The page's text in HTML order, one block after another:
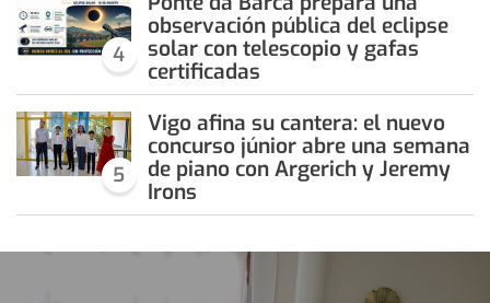
4
observación pública del eclipse
solar con telescopio y gafas
certificadas
5
Vigo afina su cantera: el nuevo
concurso júnior abre una semana
de piano con Argerich y Jeremy
Irons